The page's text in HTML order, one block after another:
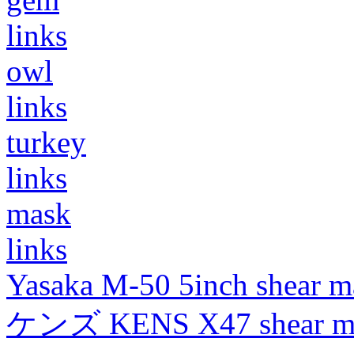
links
owl
links
turkey
links
mask
links
Yasaka M-50 5inch shear
ケンズ KENS X47 shear